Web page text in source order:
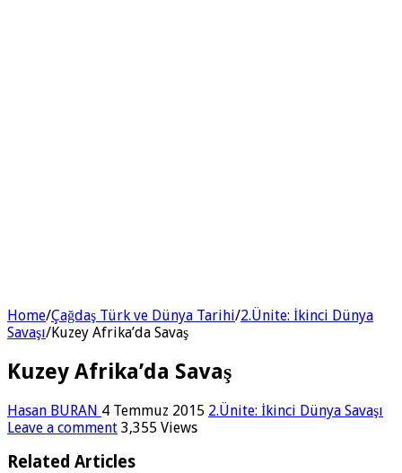
Home/Çağdaş Türk ve Dünya Tarihi/2.Ünite: İkinci Dünya
Savaşı/Kuzey Afrika’da Savaş
Kuzey Afrika’da Savaş
Hasan BURAN 4 Temmuz 2015 2.Ünite: İkinci Dünya Savaşı
Leave a comment 3,355 Views
Related Articles